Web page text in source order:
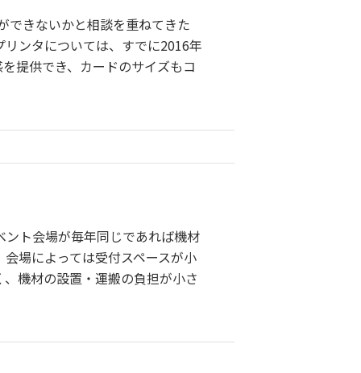
できないかと相談を重ねてきた
ンタについては、すでに2016年
提供でき、カードのサイズもコ
ト会場が毎年同じであれば機材
場によっては受付スペースが小
機材の設置・運搬の負担が小さ